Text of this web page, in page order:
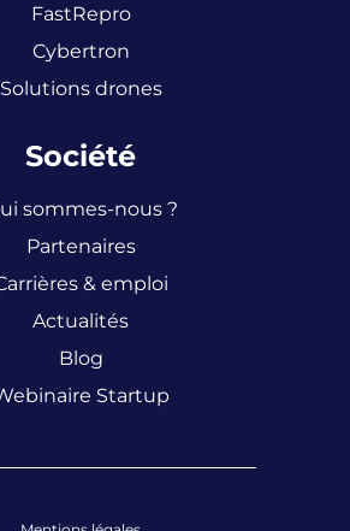
FastRepro
Cybertron
Solutions drones
Société
sommes-nous ?
Partenaires
& emploi
Actualités
Blog
Startup